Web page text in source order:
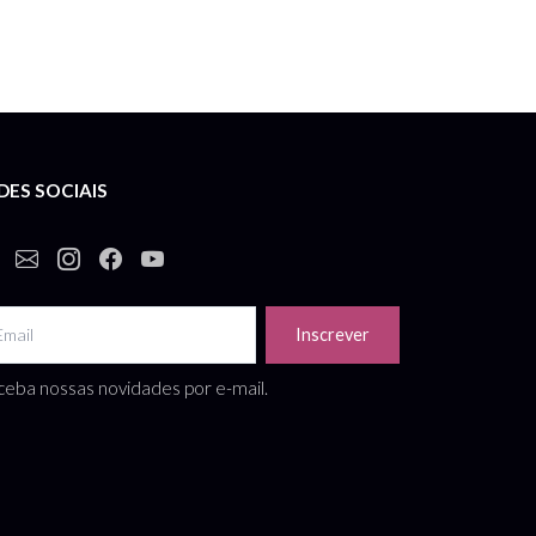
SOCIAIS
Inscrever
nossas novidades por e-mail.